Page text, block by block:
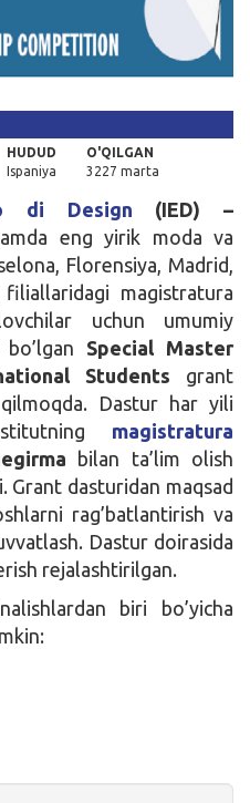
HUDUD
Ispaniya
O'QILGAN
3227 marta
di Design (IED) –
eng yirik moda va
Florensiya, Madrid,
magistratura
uchun umumiy
bo’lgan Special Master
Students grant
Dastur har yili
magistratura
bilan ta’lim olish
Grant dasturidan maqsad
rag’batlantirish va
Dastur doirasida
rejalashtirilgan.
biri bo’yicha